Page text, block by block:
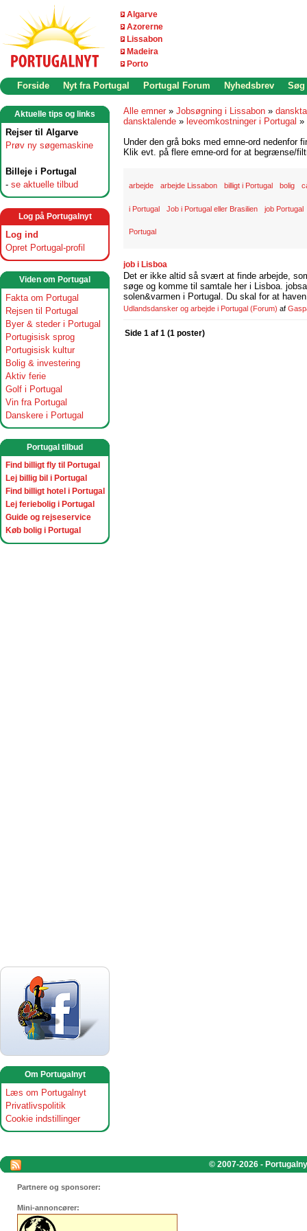
Algarve
Azorerne
Lissabon
Madeira
Porto
Forside Nyt fra Portugal Portugal Forum Nyhedsbrev Søg
Aktuelle tips og links
Rejser til Algarve
Prøv ny søgemaskine
Billeje i Portugal
- se aktuelle tilbud
Log på Portugalnyt
Log ind
Opret Portugal-profil
Viden om Portugal
Fakta om Portugal
Rejsen til Portugal
Byer & steder i Portugal
Portugisisk sprog
Portugisisk kultur
Bolig & investering
Aktiv ferie
Golf i Portugal
Vin fra Portugal
Danskere i Portugal
Portugal tilbud
Find billigt fly til Portugal
Lej billig bil i Portugal
Find billigt hotel i Portugal
Lej feriebolig i Portugal
Guide og rejseservice
Køb bolig i Portugal
Om Portugalnyt
Læs om Portugalnyt
Privatlivspolitik
Cookie indstillinger
Alle emner » Jobsøgning i Lissabon »
dansktalende » leveomkostninger i Portugal »
Under den grå boks med emne-ord nedenfor
Klik evt. på flere emne-ord for at begrænse/
arbejde arbejde Lissabon billigt i Portugal bolig
i Portugal Job i Portugal eller Brasilien job Portugal
Portugal
job i Lisboa
Det er ikke altid så svært at finde arbejde,
søge og komme til samtale her i Lisboa.
solen&varmen i Portugal. Du skal for at
Udlandsdansker og arbejde i Portugal (Forum) af
Side 1 af 1 (1 poster)
© 2007-2026 -
Partnere og sponsorer:
Mini-annoncører: